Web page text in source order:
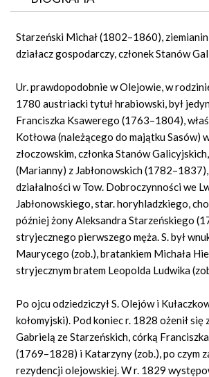
GRAF POWIĄZAŃ
Mapa
Starzeński Michał (1802–1860),
działacz gospodarczy, członek Stanów
Ur. prawdopodobnie w Olejowie, w
1780 austriacki tytuł hrabiowski, był
Franciszka Ksawerego (1763–1804),
Kotłowa (należącego do majątku Sasów)
złoczowskim, członka Stanów
(Marianny) z Jabłonowskich
działalności w Tow. Dobroczynności we
Jabłonowskiego, star. horyhladzkiego,
później żony Aleksandra Starzeńskiego
stryjecznego pierwszego męża. S. był
Maurycego (zob.), bratankiem Michała
stryjecznym bratem Leopolda Ludwika
Po ojcu odziedziczył S. Olejów i
kołomyjski). Pod koniec r. 1828 ożenił się
Gabrielą ze Starzeńskich, córką
(1769–1828) i Katarzyny (zob.), po czym
rezydencji olejowskiej. W r. 1829